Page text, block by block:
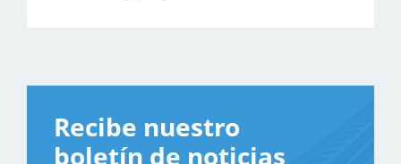
Recibe nuestro
boletín de noticias